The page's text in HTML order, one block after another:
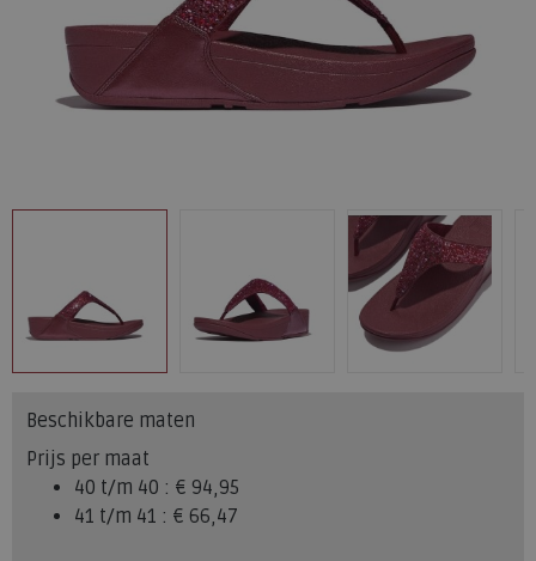
Beschikbare maten
Prijs per maat
40 t/m 40 : € 94,95
41 t/m 41 : € 66,47